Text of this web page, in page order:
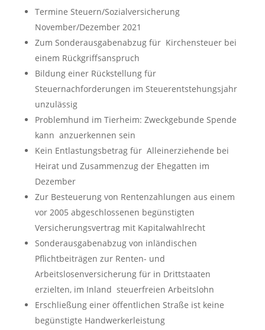
Termine Steuern/Sozialversicherung
November/Dezember 2021
Zum Sonderausgabenabzug für Kirchensteuer bei
einem Rückgriffsanspruch
Bildung einer Rückstellung für
Steuernachforderungen im Steuerentstehungsjahr
unzulässig
Problemhund im Tierheim: Zweckgebunde Spende
kann anzuerkennen sein
Kein Entlastungsbetrag für Alleinerziehende bei
Heirat und Zusammenzug der Ehegatten im
Dezember
Zur Besteuerung von Rentenzahlungen aus einem
vor 2005 abgeschlossenen begünstigten
Versicherungsvertrag mit Kapitalwahlrecht
Sonderausgabenabzug von inländischen
Pflichtbeiträgen zur Renten- und
Arbeitslosenversicherung für in Drittstaaten
erzielten, im Inland steuerfreien Arbeitslohn
Erschließung einer öffentlichen Straße ist keine
begünstigte Handwerkerleistung